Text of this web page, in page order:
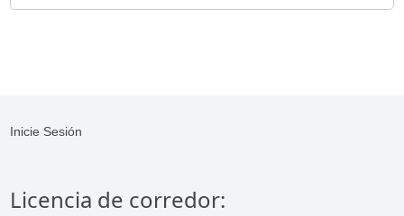
Inicie Sesión
Licencia de corredor: